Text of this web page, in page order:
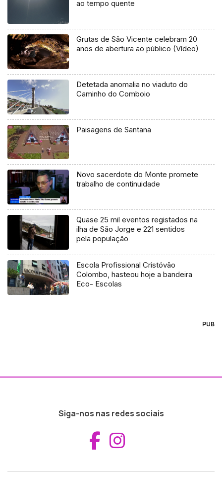
ao tempo quente
Grutas de São Vicente celebram 20
anos de abertura ao público (Vídeo)
Detetada anomalia no viaduto do
Caminho do Comboio
Paisagens de Santana
Novo sacerdote do Monte promete
trabalho de continuidade
Quase 25 mil eventos registados na
ilha de São Jorge e 221 sentidos
pela população
Escola Profissional Cristóvão
Colombo, hasteou hoje a bandeira
Eco- Escolas
PUB
Siga-nos nas redes sociais
Aceder ao